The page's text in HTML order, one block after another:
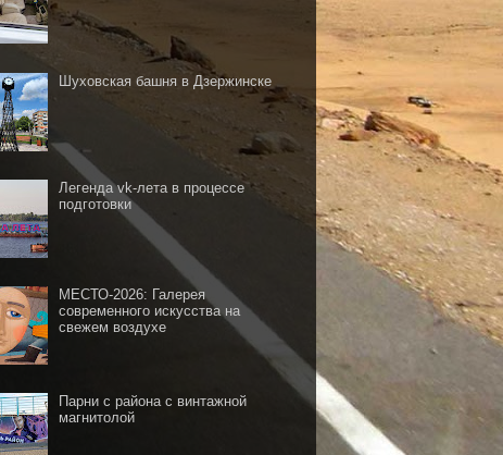
Шуховская башня в Дзержинске
Легенда vk-лета в процессе
подготовки
МЕСТО-2026: Галерея
современного искусства на
свежем воздухе
Парни с района с винтажной
магнитолой